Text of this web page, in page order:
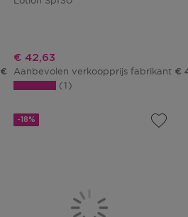
€ 42,00
Kortingsprijs
€ 42,63
Aanbevolen verkoopprijs fabrikant €
1
-18%